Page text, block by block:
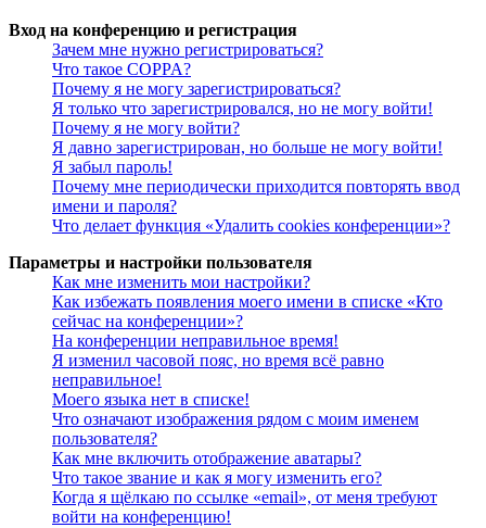
Вход на конференцию и регистрация
Зачем мне нужно регистрироваться?
Что такое COPPA?
Почему я не могу зарегистрироваться?
Я только что зарегистрировался, но не могу войти!
Почему я не могу войти?
Я давно зарегистрирован, но больше не могу войти!
Я забыл пароль!
Почему мне периодически приходится повторять ввод
имени и пароля?
Что делает функция «Удалить cookies конференции»?
Параметры и настройки пользователя
Как мне изменить мои настройки?
Как избежать появления моего имени в списке «Кто
сейчас на конференции»?
На конференции неправильное время!
Я изменил часовой пояс, но время всё равно
неправильное!
Моего языка нет в списке!
Что означают изображения рядом с моим именем
пользователя?
Как мне включить отображение аватары?
Что такое звание и как я могу изменить его?
Когда я щёлкаю по ссылке «email», от меня требуют
войти на конференцию!